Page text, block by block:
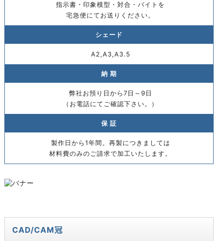
指示書・印象模型・対合・バイトを
宅急便にてお送りください。
シェード
A2,A3,A3.5
納 期
弊社お預り日から7日～9日
（お電話にてご確認下さい。）
保 証
製作日から1年間。再製につきましては
材料費のみのご請求で加工いたします。
CAD/CAM冠